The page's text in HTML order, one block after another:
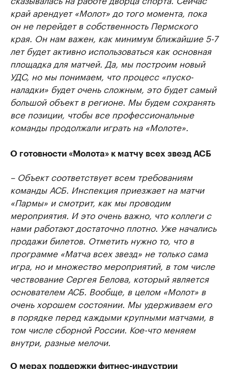
край арендует «Молот» до того момента, пока
он не перейдет в собственность Пермского
края. Он нам важен, как минимум ближайшие 5-7
лет будет активно использоваться как основная
площадка для матчей. Да, мы построим новый
УДС, но мы понимаем, что процесс «пуско-
наладки» будет очень сложным, это будет самый
большой объект в регионе. Мы будем сохранять
все позиции, чтобы все профессиональные
команды продолжали играть на «Молоте».
О готовности «Молота» к матчу всех звезд АСБ
– Объект соответствует всем требованиям
команды АСБ. Инспекция приезжает на матчи
«Пармы» и смотрит, как мы проводим
мероприятия. И это очень важно, что коллеги с
нами работают достаточно плотно. Уже начались
продажи билетов. Отметить нужно то, что в
программе «Матча всех звезд» не только сама
игра, но и множество мероприятий, в том числе
чествование Сергея Белова, который является
основателем АСБ. Вообще, в целом «Молот» в
очень хорошем состоянии. Мы удерживаем его
в порядке перед каждыми крупными матчами, в
том числе сборной России. Кое-что меняем
внутри, разные мелочи.
О мерах поддержки фитнес-индустрии